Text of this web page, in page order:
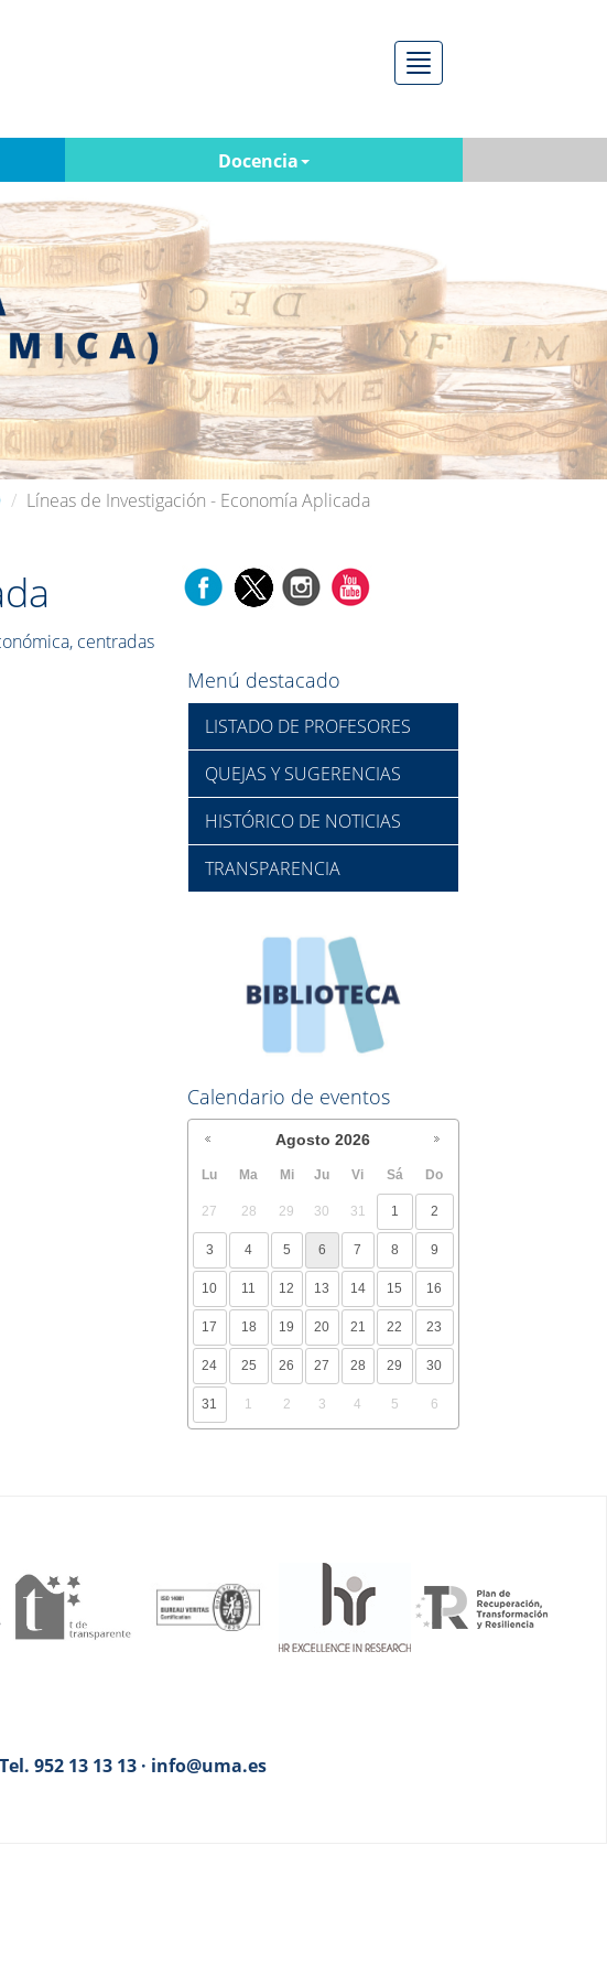
Menú
Docencia
Líneas de Investigación - Economía Aplicada
centradas
Menú destacado
LISTADO DE PROFESORES
QUEJAS Y SUGERENCIAS
HISTÓRICO DE NOTICIAS
TRANSPARENCIA
Calendario de eventos
Agosto 2026
Lu Ma Mi Ju Vi Sá Do
27 28 29 30 31 1 2
3 4 5 6 7 8 9
10 11 12 13 14 15 16
17 18 19 20 21 22 23
24 25 26 27 28 29 30
31 1 2 3 4 5 6
952 13 13 13 · info@uma.es